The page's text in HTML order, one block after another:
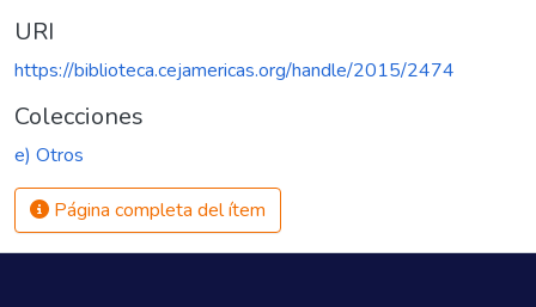
URI
https://biblioteca.cejamericas.org/handle/2015/2474
Colecciones
e) Otros
Página completa del ítem